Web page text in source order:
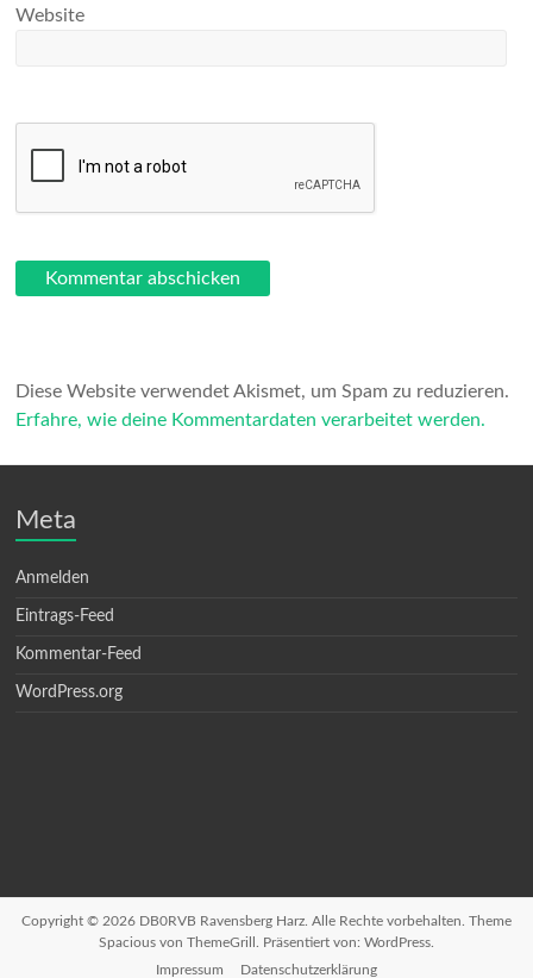
Website
Diese Website verwendet Akismet, um Spam zu reduzieren.
Erfahre, wie deine Kommentardaten verarbeitet werden.
Meta
Anmelden
Eintrags-Feed
Kommentar-Feed
WordPress.org
Copyright © 2026 DB0RVB Ravensberg Harz. Alle Rechte vorbehalten. Theme
Spaciousvon ThemeGrill. Präsentiert von: WordPress.
Impressum
Datenschutzerklärung